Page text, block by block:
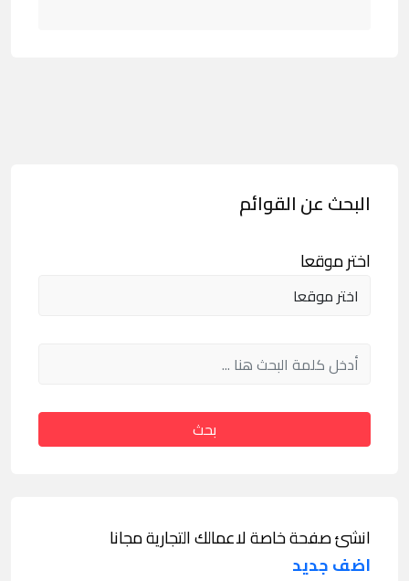
البحث عن القوائم
اختر موقعا
بحث
انشئ صفحة خاصة لاعمالك التجارية مجانا
اضف جديد